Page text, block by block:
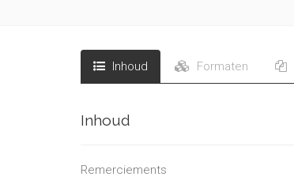
Inhoud Formaten
Inhoud
Remerciements